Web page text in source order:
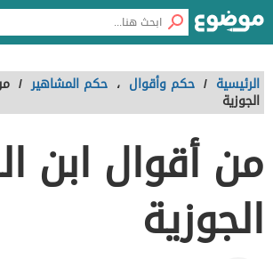
الرئيسية / حكم وأقوال ، حكم المشاهير /
الجوزية
من أقوال ابن
الجوزية